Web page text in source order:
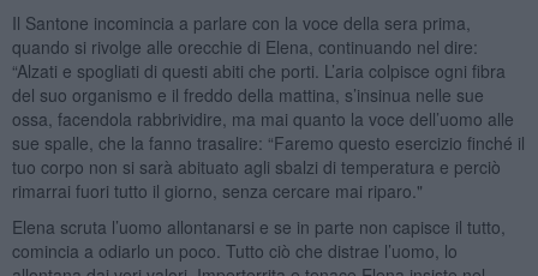
Il Santone incomincia a parlare con la voce della sera prima,
quando si rivolge alle orecchie di Elena, continuando nel dire:
“Alzati e spogliati di questi abiti che porti. L’aria colpisce ogni fibra
del suo organismo e il freddo della mattina, s’insinua nelle sue
ossa, facendola rabbrividire, ma mai quanto la voce dell’uomo alle
sue spalle, che la fanno trasalire: “Faremo questo esercizio finché il
tuo corpo non si sarà abituato agli sbalzi di temperatura e perciò
rimarrai fuori tutto il giorno, senza cercare mai riparo."
Elena scruta l’uomo allontanarsi e se in parte non capisce il tutto,
comincia a odiarlo un poco. Tutto ciò che distrae l’uomo, lo